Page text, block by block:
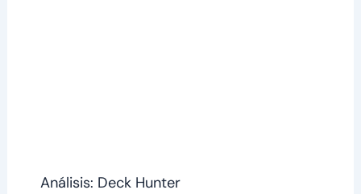
Análisis: Deck Hunter